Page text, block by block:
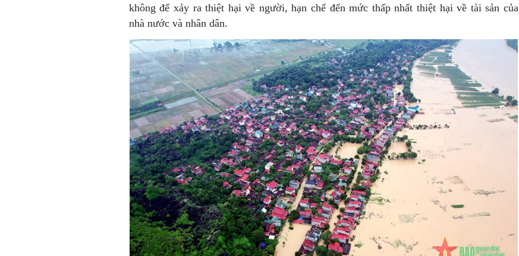
không để xảy ra thiệt hại về người, hạn chế đến mức thấp nhất thiệt hại về tài sản của
nhà nước và nhân dân.